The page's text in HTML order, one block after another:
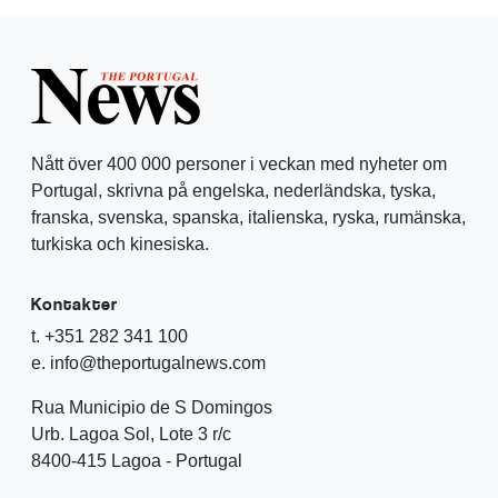
Nått över 400 000 personer i veckan med nyheter om
Portugal, skrivna på engelska, nederländska, tyska,
franska, svenska, spanska, italienska, ryska, rumänska,
turkiska och kinesiska.
Kontakter
t. +351 282 341 100
e. info@theportugalnews.com
Rua Municipio de S Domingos
Urb. Lagoa Sol, Lote 3 r/c
8400-415 Lagoa - Portugal